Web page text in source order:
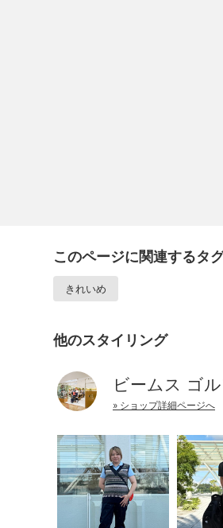
このページに関連するタ
きれいめ
他のスタイリング
ビームス ゴ
» ショップ詳細ページへ